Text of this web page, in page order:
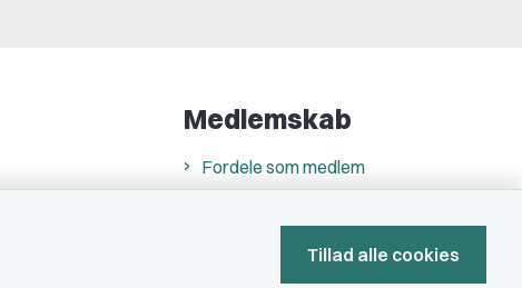
Medlemskab
Fordele som medlem
Tillad alle cookies